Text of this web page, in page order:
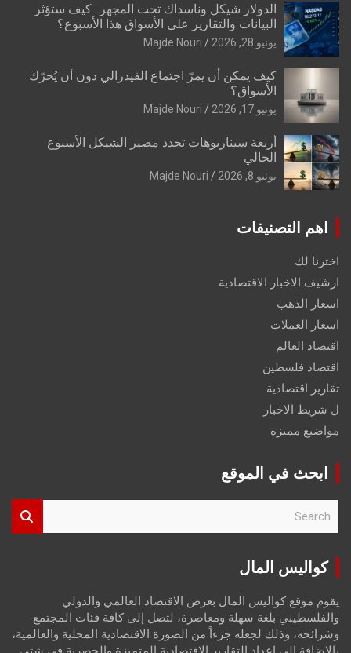
الدولار شيكل وناسداك تحت المجهر.. كيف ستؤثر
البيانات والتقارير على الأسواق هذا الأسبوع؟
يونيو 28, 2026 Majde Nouri
كيف يمكن أن يمرّ اجتماع الفيدرالي دون أن يُحرّك
الأسواق؟
يونيو 17, 2026 Majde Nouri
أربعة سيناريوهات تحدد مصير الشيكل الأسبوع
الحالي
يونيو 8, 2026 Majde Nouri
اهم التصنيفات
اخترنا لك
ارشيف الاخبار الاقتصادية
اسعار الذهب
اسعار العملات
اقتصاد العالم
اقتصاد فلسطين
تقارير اقتصادية
ل شريط الاخبار
مواضيع مميزة
ابحث في الموقع
r
كواليس المال
يقوم موقع كواليس المال بعرض الاقتصاد العالمي والدولي
والفلسطيني بلغة سهلة ومعاصرة، لتصل إلى كافة فئات المجتمع
وشرائحه، وذلك لجعله جزءاً من الصورة الاقتصادية المحلية والعالمية،